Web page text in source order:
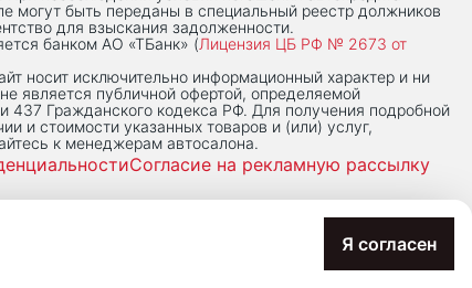
Я согласен
могут быть переданы в специальный реестр должников
для взыскания задолженности.
банком АО «ТБанк» (Лицензия ЦБ РФ № 2673 от
носит исключительно информационный характер и ни
является публичной офертой, определяемой
437 Гражданского кодекса РФ. Для получения подробной
и стоимости указанных товаров и (или) услуг,
к менеджерам автосалона.
Согласие на рекламную рассылку